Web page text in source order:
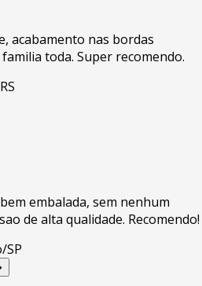
acabamento nas bordas
toda. Super recomendo.
embalada, sem nenhum
de alta qualidade. Recomendo!
SP